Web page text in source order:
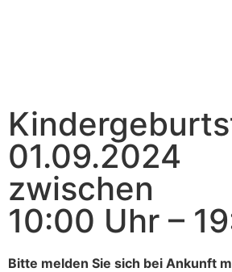
01.09.2024
zwischen
10:00 Uhr –
Bitte melden Sie sich bei Ankunft